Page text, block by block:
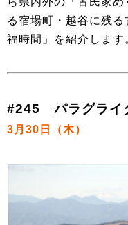
る宿場町・越谷に残
福時間」を紹介します
#245 パラグライ
3月30日（木）